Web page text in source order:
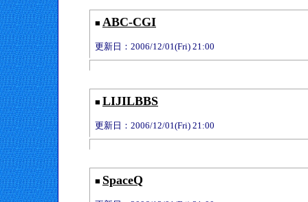
■ ABC-CGI
更新日：2006/12/01(Fri) 21:00
■ LIJILBBS
更新日：2006/12/01(Fri) 21:00
■ SpaceQ